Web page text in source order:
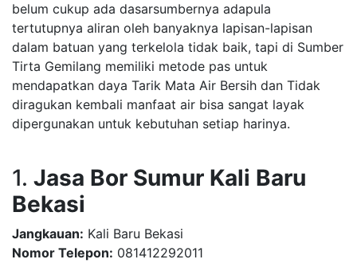
belum cukup ada dasarsumbernya adapula
tertutupnya aliran oleh banyaknya lapisan-lapisan
dalam batuan yang terkelola tidak baik, tapi di Sumber
Tirta Gemilang memiliki metode pas untuk
mendapatkan daya Tarik Mata Air Bersih dan Tidak
diragukan kembali manfaat air bisa sangat layak
dipergunakan untuk kebutuhan setiap harinya.
1. Jasa Bor Sumur Kali Baru
Bekasi
Jangkauan: Kali Baru Bekasi
Nomor Telepon: 081412292011